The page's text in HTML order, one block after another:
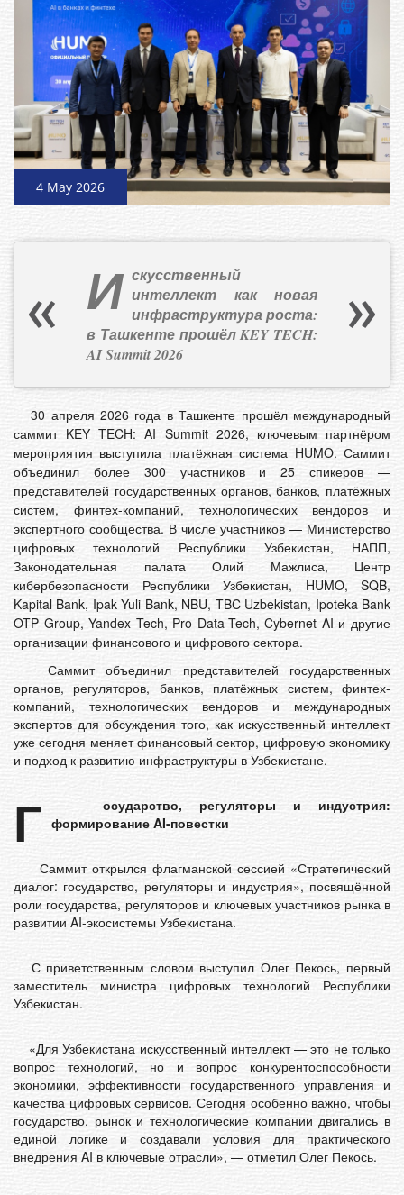
4 May 2026
И скусственный
интеллект как новая
инфраструктура роста:
в Ташкенте прошёл KEY TECH:
AI Summit 2026
30 апреля 2026 года в Ташкенте прошёл международный
саммит KEY TECH: AI Summit 2026, ключевым партнёром
мероприятия выступила платёжная система HUMO. Саммит
объединил более 300 участников и 25 спикеров —
представителей государственных органов, банков, платёжных
систем, финтех-компаний, технологических вендоров и
экспертного сообщества. В числе участников — Министерство
цифровых технологий Республики Узбекистан, НАПП,
Законодательная палата Олий Мажлиса, Центр
кибербезопасности Республики Узбекистан, HUMO, SQB,
Kapital Bank, Ipak Yuli Bank, NBU, TBC Uzbekistan, Ipoteka Bank
OTP Group, Yandex Tech, Pro Data-Tech, Cybernet AI и другие
организации финансового и цифрового сектора.
Саммит объединил представителей государственных
органов, регуляторов, банков, платёжных систем, финтех-
компаний, технологических вендоров и международных
экспертов для обсуждения того, как искусственный интеллект
уже сегодня меняет финансовый сектор, цифровую экономику
и подход к развитию инфраструктуры в Узбекистане.
Г
осударство, регуляторы и индустрия:
формирование AI-повестки
Саммит открылся флагманской сессией «Стратегический
диалог: государство, регуляторы и индустрия», посвящённой
роли государства, регуляторов и ключевых участников рынка в
развитии AI-экосистемы Узбекистана.
С приветственным словом выступил Олег Пекось, первый
заместитель министра цифровых технологий Республики
Узбекистан.
«Для Узбекистана искусственный интеллект — это не только
вопрос технологий, но и вопрос конкурентоспособности
экономики, эффективности государственного управления и
качества цифровых сервисов. Сегодня особенно важно, чтобы
государство, рынок и технологические компании двигались в
единой логике и создавали условия для практического
внедрения AI в ключевые отрасли», — отметил Олег Пекось.